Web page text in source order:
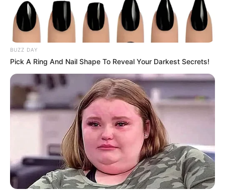
BUZZ DAY
Pick A Ring And Nail Shape To Reveal Your Darkest Secrets!